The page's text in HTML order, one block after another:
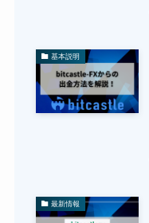
基本説明
最新情報